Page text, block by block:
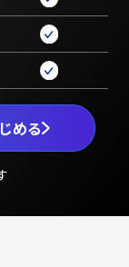
める